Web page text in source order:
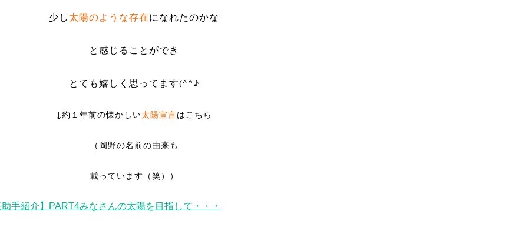
少し太陽のような存在になれたのかな
と感じることができ
とても嬉しく思ってます(^^♪
↓約１年前の懐かしい太陽宣言はこちら
（岡野の名前の由来も
載っています（笑））
手紹介】PART4みなさんの太陽を目指して・・・